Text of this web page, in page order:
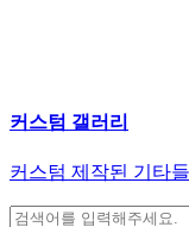
커스텀 갤러리
커스텀 제작된 기타